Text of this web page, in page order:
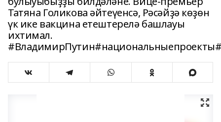
Татяна Голикова әйтеүенсә, Рәсәйҙә көҙөн
үк ике вакцина етештерелә башлауы
ихтимал.